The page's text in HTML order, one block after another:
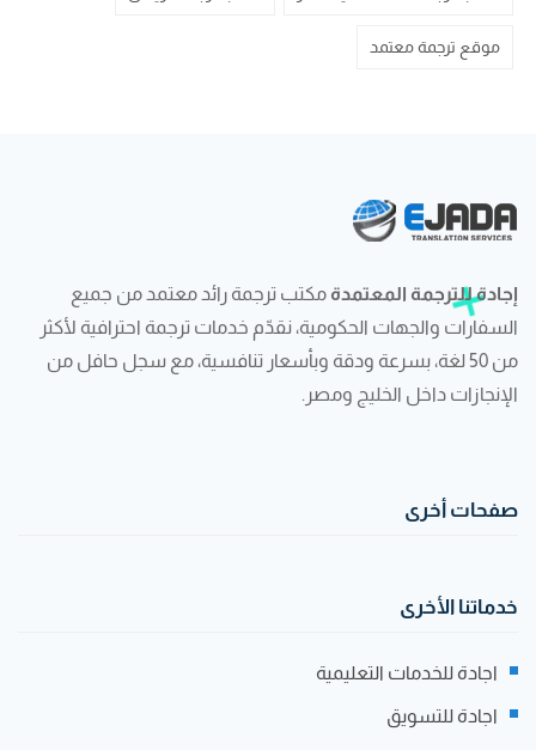
موقع ترجمة معتمد
إجادة للترجمة المعتمدة مكتب ترجمة رائد معتمد من جميع
السفارات والجهات الحكومية، نقدّم خدمات ترجمة احترافية لأكثر
من 50 لغة، بسرعة ودقة وبأسعار تنافسية، مع سجل حافل من
الإنجازات داخل الخليج ومصر.
صفحات أخرى
خدماتنا الأخرى
اجادة للخدمات التعليمية
اجادة للتسويق